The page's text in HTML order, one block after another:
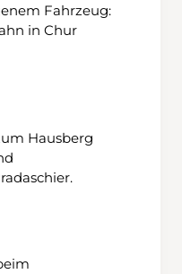
Fahrzeug:
in Chur
Hausberg